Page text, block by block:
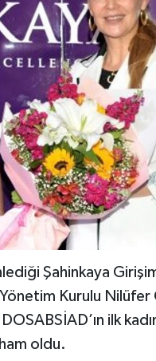
Şahinkaya
Kurulu Ni­lüfer
ilk
oldu.